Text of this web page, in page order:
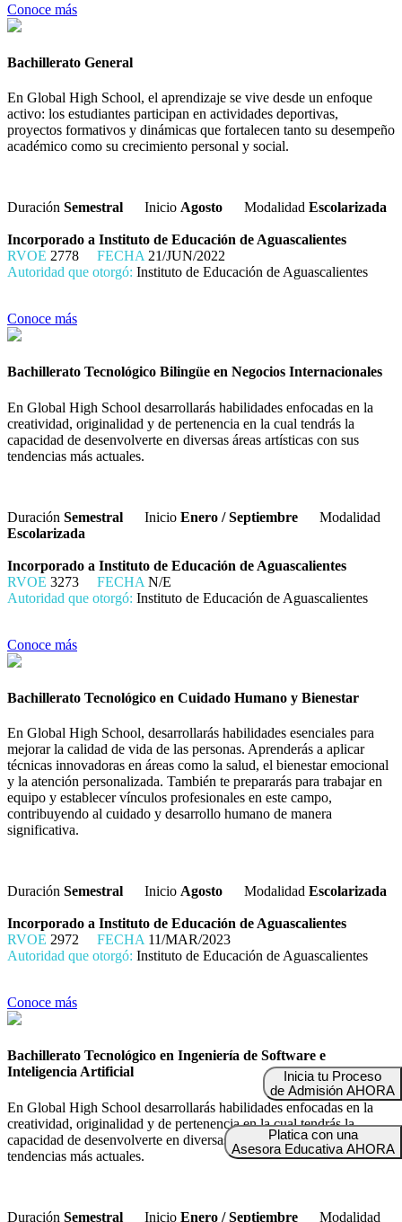
Conoce más
Bachillerato General
En Global High School, el aprendizaje se vive desde un enfoque
activo: los estudiantes participan en actividades deportivas,
proyectos formativos y dinámicas que fortalecen tanto su desempeño
académico como su crecimiento personal y social.
Duración Semestral Inicio Agosto Modalidad Escolarizada
Incorporado a Instituto de Educación de Aguascalientes
RVOE 2778 FECHA 21/JUN/2022
Autoridad que otorgó: Instituto de Educación de Aguascalientes
Conoce más
Bachillerato Tecnológico Bilingüe en Negocios Internacionales
En Global High School desarrollarás habilidades enfocadas en la
creatividad, originalidad y de pertenencia en la cual tendrás la
capacidad de desenvolverte en diversas áreas artísticas con sus
tendencias más actuales.
Duración Semestral Inicio Enero / Septiembre
Modalidad
Escolarizada
Incorporado a Instituto de Educación de Aguascalientes
RVOE 3273 FECHA N/E
Autoridad que otorgó: Instituto de Educación de Aguascalientes
Conoce más
Bachillerato Tecnológico en Cuidado Humano y Bienestar
En Global High School, desarrollarás habilidades esenciales para
mejorar la calidad de vida de las personas. Aprenderás a aplicar
técnicas innovadoras en áreas como la salud, el bienestar emocional
y la atención personalizada. También te prepararás para trabajar en
equipo y establecer vínculos profesionales en este campo,
contribuyendo al cuidado y desarrollo humano de manera
significativa.
Duración Semestral Inicio Agosto Modalidad Escolarizada
Incorporado a Instituto de Educación de Aguascalientes
RVOE 2972 FECHA 11/MAR/2023
Autoridad que otorgó: Instituto de Educación de Aguascalientes
Conoce más
Bachillerato Tecnológico en Ingeniería de Software e
Inteligencia Artificial
En Global High School desarrollarás habilidades enfocadas en la
creatividad, originalidad y de pertenencia en la cual tendrás la
capacidad de desenvolverte en diversas áreas artísticas con sus
tendencias más actuales.
Duración Semestral Inicio Enero / Septiembre Modalidad
Inicia tu Proceso
de Admisión AHORA
Platica con una
Asesora Educativa AHORA